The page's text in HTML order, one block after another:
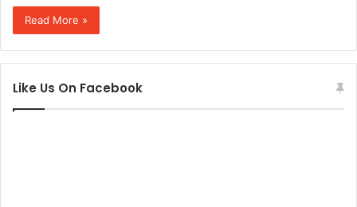
Read More »
Like Us On Facebook